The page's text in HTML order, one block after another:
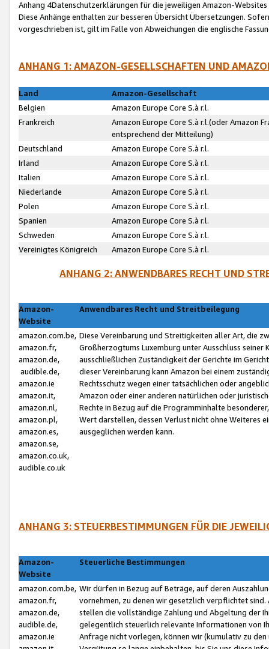
Anhang 4Datenschutzerklärungen für die jeweiligen Amazon-Websites
Diese Anhänge enthalten zur besseren Übersicht Übersetzungen.
vorgeschrieben ist, gilt im Falle von Abweichungen die englische
ANHANG 1: AMAZON-GESELLSCHAFTEN UND
Land
Amazon-Gesellschaft
Belgien
Amazon Europe Core S.à r.l.
Frankreich
Amazon Europe Core S.à r.l.(oder Amazon
entsprechend der Mitteilung)
Deutschland
Amazon Europe Core S.à r.l.
Irland
Amazon Europe Core S.à r.l.
Italien
Amazon Europe Core S.à r.l.
Niederlande
Amazon Europe Core S.à r.l.
Polen
Amazon Europe Core S.à r.l.
Spanien
Amazon Europe Core S.à r.l.
Schweden
Amazon Europe Core S.à r.l.
Vereinigtes Königreich
Amazon Europe Core S.à r.l.
ANHANG 2: ANWENDBARES RECHT UND
Amazon-
Website
Anwendbares Recht und Streitbeilegung
amazon.com.be,
amazon.fr,
amazon.de,
audible.de,
amazon.ie
amazon.it,
amazon.nl,
amazon.pl,
amazon.es,
amazon.se,
amazon.co.uk,
audible.co.uk
Diese Vereinbarung und Streitigkeiten aller Art, die
Großherzogtums Luxemburg unter Ausschluss
ausschließlichen Zuständigkeit der Gerichte im
dieser Vereinbarung kann Amazon bei einem
Rechtsschutz wegen einer tatsächlichen oder
Amazon oder einer anderen natürlichen oder
Rechte in Bezug auf die Programminhalte
Wert darstellen, dessen Verlust nicht ohne Weiteres
ausgeglichen werden kann.
ANHANG 3: STEUERBESTIMMUNGEN FÜR DIE
Amazon-
Website
Steuerliche Bestimmungen
amazon.com.be,
amazon.fr,
amazon.de,
audible.de,
amazon.ie
Wir dürfen in Bezug auf Beträge, auf deren
vornehmen, zu denen wir gesetzlich verpflichtet
stellen die vollständige Zahlung und Abgeltung der
gelegentlich steuerlich relevante Informationen von
Anfrage nicht vorlegen, können wir (kumulativ zu